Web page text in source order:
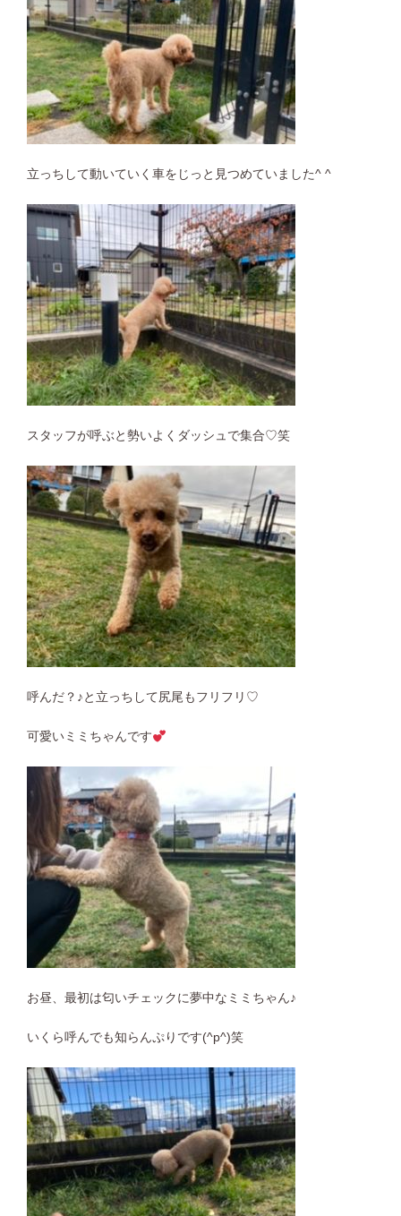
立っちして動いていく車をじっと見つめていました^ ^
スタッフが呼ぶと勢いよくダッシュで集合♡笑
呼んだ？♪と立っちして尻尾もフリフリ♡
可愛いミミちゃんです
お昼、最初は匂いチェックに夢中なミミちゃん♪
いくら呼んでも知らんぷりです(^p^)笑